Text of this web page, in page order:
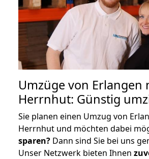
Umzüge von Erlangen
Herrnhut: Günstig
Sie planen einen Umzug von
Herrnhut und möchten dabei
sparen? Dann sind Sie bei uns
Unser Netzwerk bieten Ihnen